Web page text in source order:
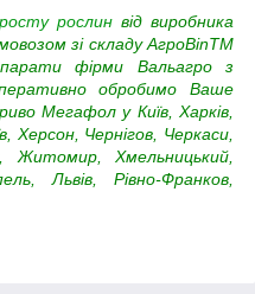
рослин від виробника
зі складу АгроВinTM
фірми Вальагро з
обробимо Ваше
Мегафол у Київ, Харків,
Херсон, Чернігов, Черкаси,
Житомир, Хмельницький,
Львів, Рівно-Франков,